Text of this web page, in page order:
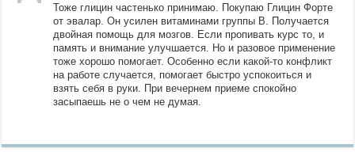
Тоже глицин частенько принимаю. Покупаю Глицин Форте
от эвалар. Он усилен витаминами группы В. Получается
двойная помощь для мозгов. Если пропивать курс то, и
память и внимание улучшается. Но и разовое применение
тоже хорошо помогает. Особенно если какой-то конфликт
на работе случается, помогает быстро успокоиться и
взять себя в руки. При вечернем приеме спокойно
засыпаешь не о чем не думая.